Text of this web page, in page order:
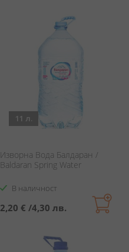
11 л.
Изворна Вода Балдаран /
Baldaran Spring Water
В наличност
2,20 € /4,30 лв.